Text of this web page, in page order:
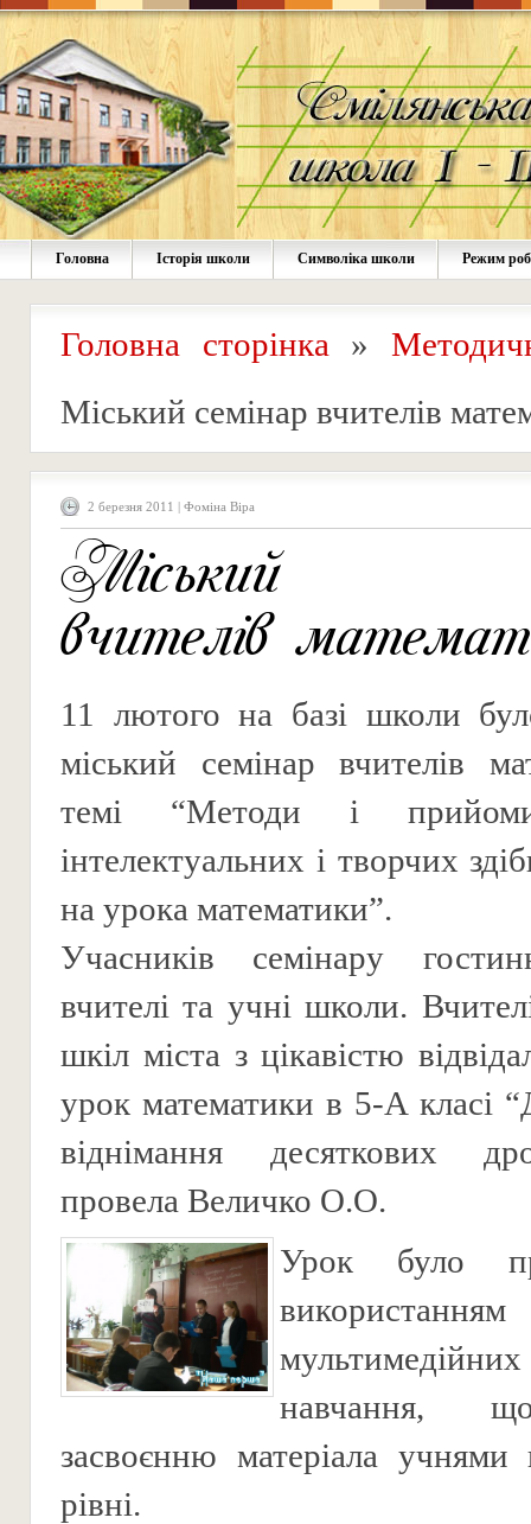
Головна Історія школи Символіка школи Режим
Головна сторінка »
Міський семінар вчителів
2 березня 2011 | Фоміна Віра
Міський
вчителів
11 лютого на базі школи
міський семінар вчителів
темі “Методи і
інтелектуальних і творчих
на урока математики”.
Учасників семінару
вчителі та учні школи.
шкіл міста з цікавістю
урок математики в 5-А класі
віднімання десяткових
провела Величко О.О.
Урок було
використанням
навчання,
засвоєнню матеріала
рівні.